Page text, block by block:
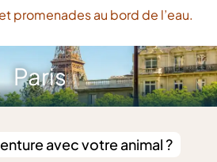
Paris
promenades au bord de l’eau.
avec votre animal ?